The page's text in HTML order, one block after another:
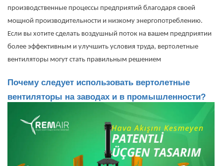
производственные процессы предприятий благодаря своей
мощной производительности и низкому энергопотреблению.
Если вы хотите сделать воздушный поток на вашем предприятии
более эффективным и улучшить условия труда, вертолетные
вентиляторы могут стать правильным решением
Почему следует использовать вертолетные
вентиляторы на заводах и в промышленности?